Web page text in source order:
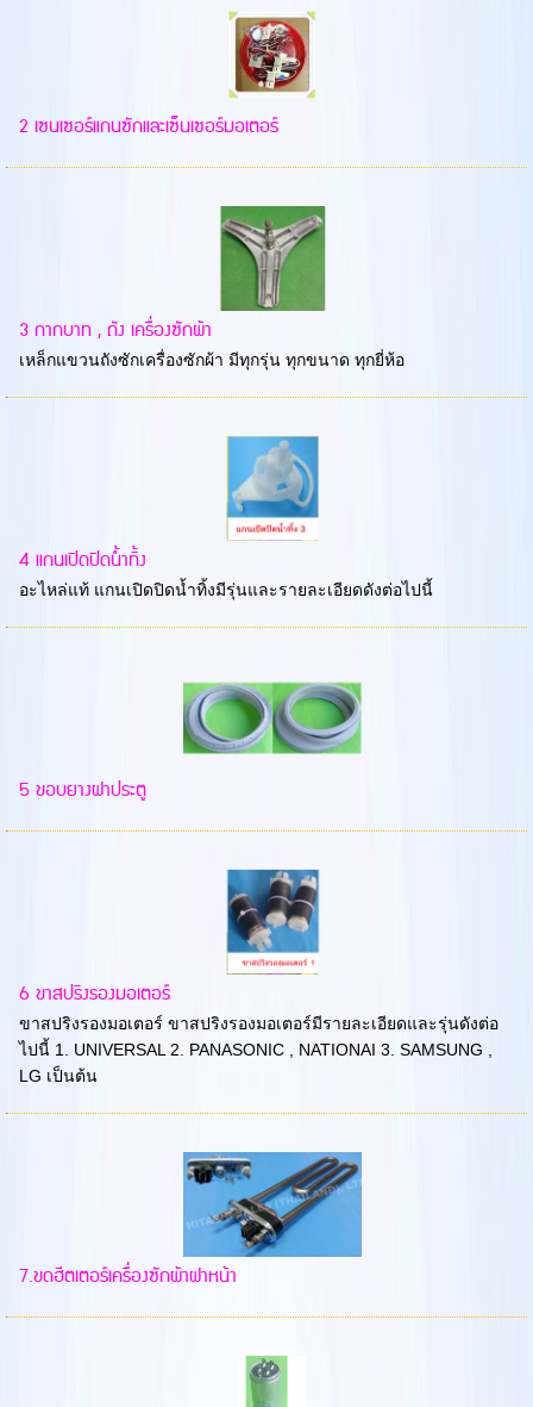
2 เซนเซอร์แกนซักและเซ็นเซอร์มอเตอร์
3 กากบาท , ถัง เครื่องซักผ้า
เหล็กแขวนถังซักเครื่องซักผ้า มีทุกรุ่น ทุกขนาด ทุกยี่ห้อ
4 แกนเปิดปิดน้ำทิ้ง
อะไหล่แท้ แกนเปิดปิดน้ำทิ้งมีรุ่นและรายละเอียดดังต่อไปนี้
5 ขอบยางฝาประตู
6 ขาสปริงรองมอเตอร์
ขาสปริงรองมอเตอร์ ขาสปริงรองมอเตอร์มีรายละเอียดและรุ่นดังต่อ
ไปนี้ 1. UNIVERSAL 2. PANASONIC , NATIONAI 3. SAMSUNG ,
LG เป็นต้น
7.ขดฮีตเตอร์เครื่องซักผ้าฝาหน้า